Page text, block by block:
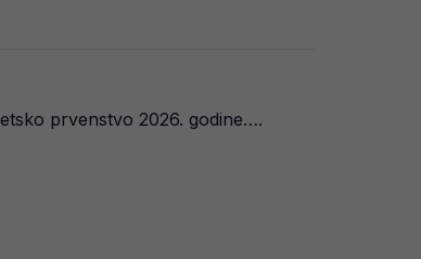
prvenstvo 2026. godine….